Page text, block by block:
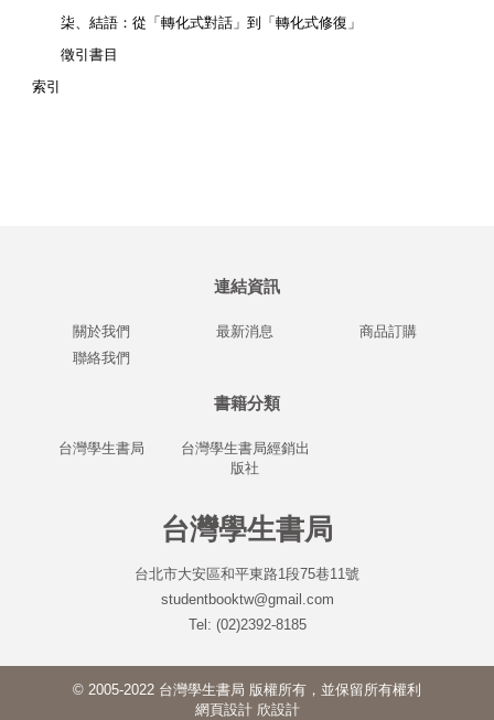
柒、結語：從「轉化式對話」到「轉化式修復」
徵引書目
索引
連結資訊
關於我們 最新消息
商品訂購
聯絡我們
書籍分類
台灣學生書局
台灣學生書局經銷出
版社
台灣學生書局
台北市大安區和平東路1段75巷11號
studentbooktw@gmail.com
Tel: (02)2392-8185
© 2005-2022 台灣學生書局 版權所有，並保留所有權利
網頁設計 欣設計